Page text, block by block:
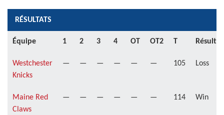
RÉSULTATS
Équipe 1 2 3 4 OT OT2 T Résultat
Westchester
Knicks
— — — — — — 105 Loss
Maine Red
Claws
— — — — — — 114 Win